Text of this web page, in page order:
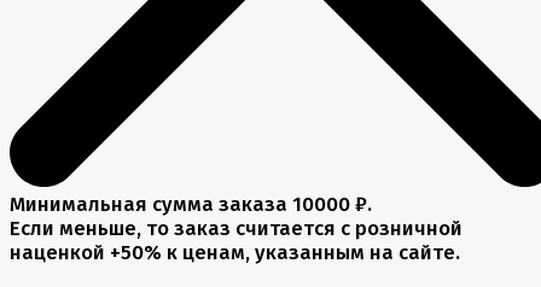
Минимальная сумма заказа 10000 ₽.
Если меньше, то заказ считается с розничной
наценкой +50% к ценам, указанным на сайте.